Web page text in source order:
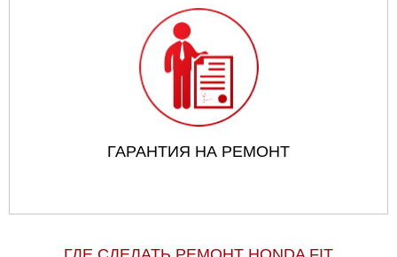
ГАРАНТИЯ НА РЕМОНТ